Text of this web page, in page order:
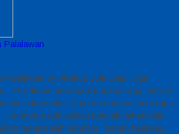
Palalawan
by Alfairuz Jual Baju Toga
– Produsen pemasok busana toga. terima
dunia konveksi toga mempunyai beberapa
Umumnya ada sekian banyak bahan/kain
pakai salah satunya : bahan bestway,